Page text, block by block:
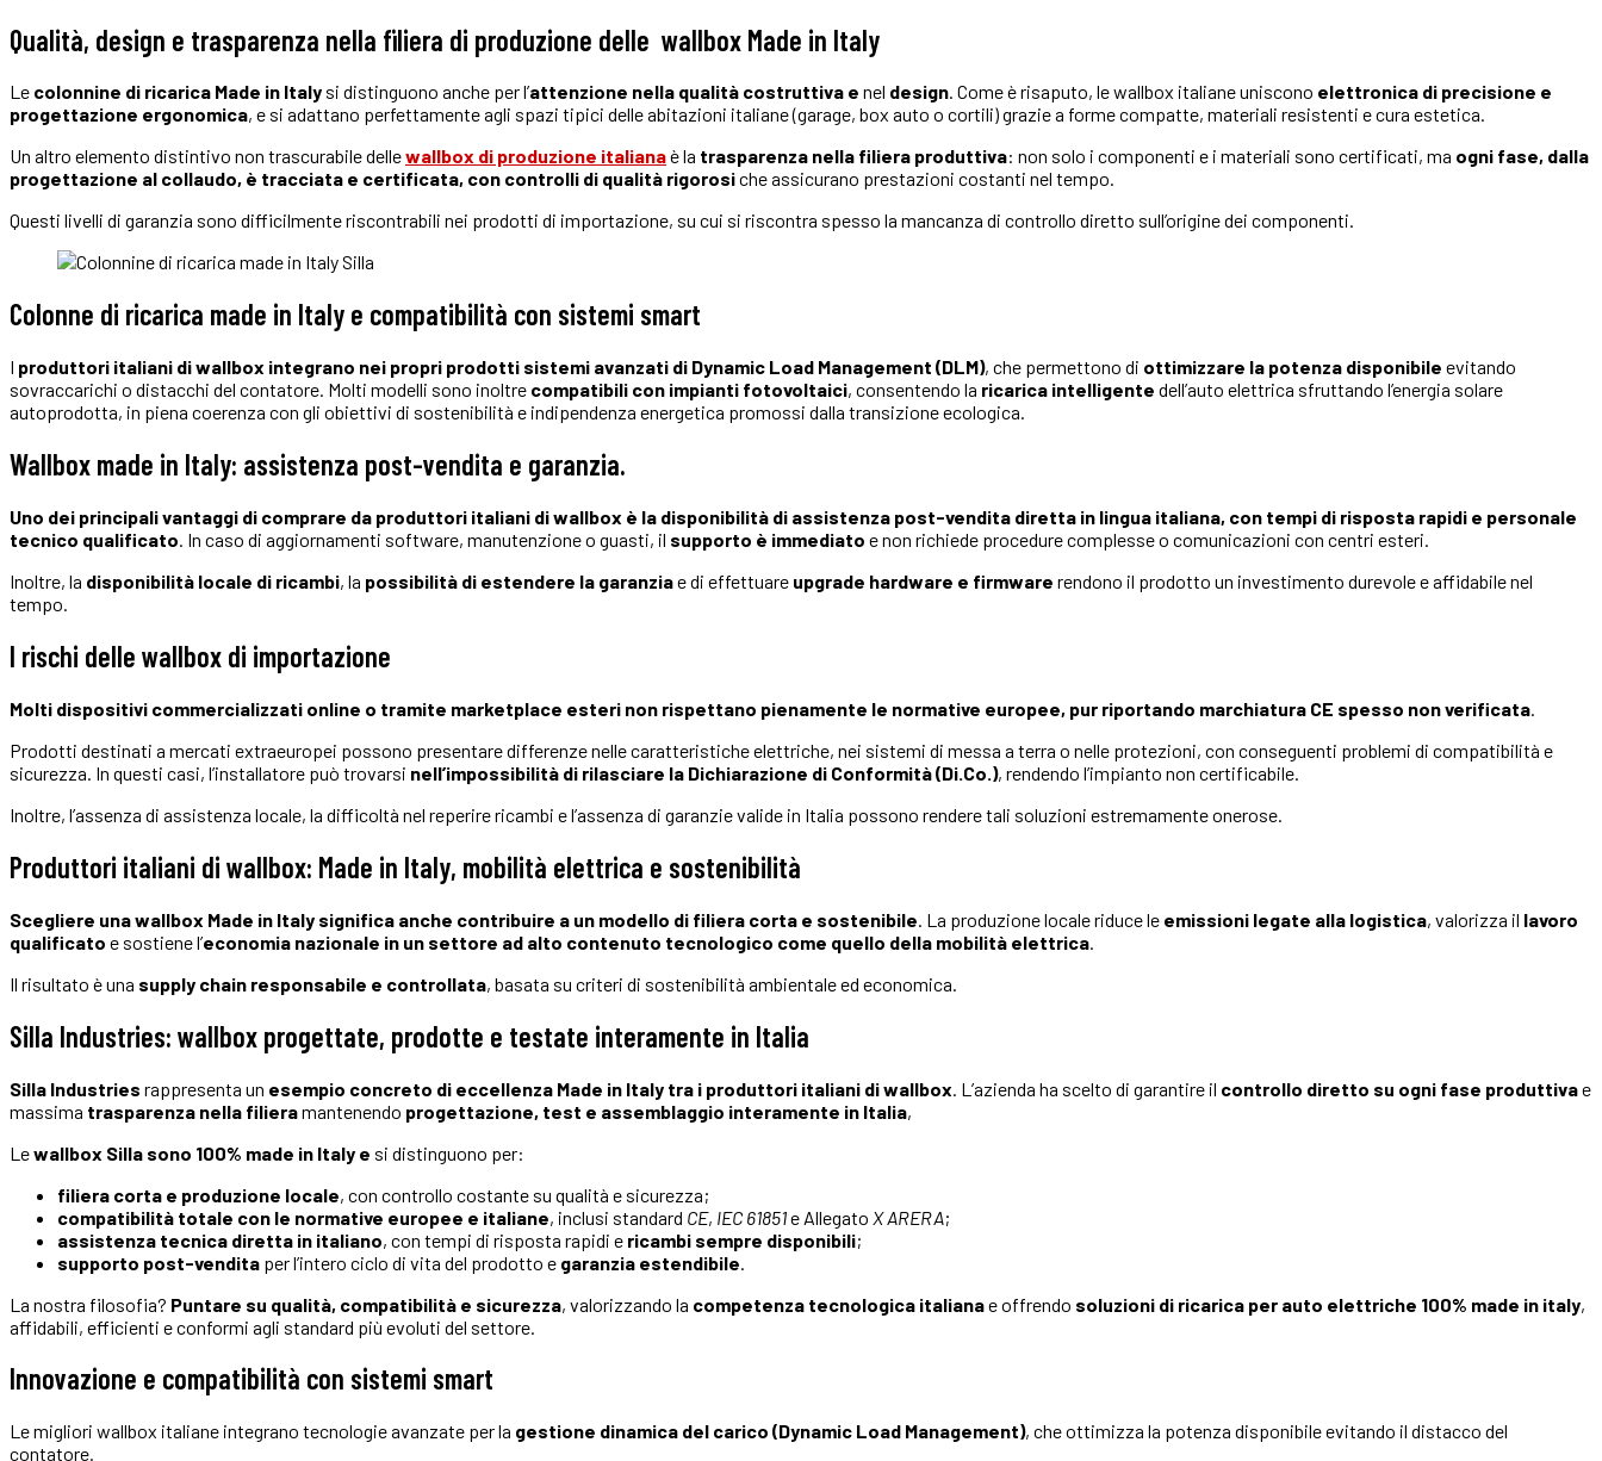
Qualità, design e trasparenza nella filiera di produzione delle wallbox Made in Italy
Le colonnine di ricarica Made in Italy si distinguono anche per l’attenzione nella qualità costruttiva e nel design. Come è risaputo, le wallbox italiane uniscono elettronica di precisione e
progettazione ergonomica, e si adattano perfettamente agli spazi tipici delle abitazioni italiane (garage, box auto o cortili) grazie a forme compatte, materiali resistenti e cura estetica.
Un altro elemento distintivo non trascurabile dellewallbox di produzione italianaè la trasparenza nella filiera produttiva: non solo i componenti e i materiali sono certificati, ma ogni fase, dalla
progettazione al collaudo, è tracciata e certificata, con controlli di qualità rigorosiche assicurano prestazioni costanti nel tempo.
Questi livelli di garanzia sono difficilmente riscontrabili nei prodotti di importazione, su cui si riscontra spesso la mancanza di controllo diretto sull’origine dei componenti.
Colonne di ricarica made in Italy e compatibilità con sistemi smart
I produttori italiani di wallbox integrano nei propri prodotti sistemi avanzati di Dynamic Load Management (DLM), che permettono di ottimizzare la potenza disponibile evitando
sovraccarichi o distacchi del contatore. Molti modelli sono inoltre compatibili con impianti fotovoltaici, consentendo la ricarica intelligente dell’auto elettrica sfruttando l’energia solare
autoprodotta, in piena coerenza con gli obiettivi di sostenibilità e indipendenza energetica promossi dalla transizione ecologica.
Wallbox made in Italy: assistenza post-vendita e garanzia.
Uno dei principali vantaggi di comprare da produttori italiani di wallbox è la disponibilità di assistenza post-vendita diretta in lingua italiana, con tempi di risposta rapidi e personale
tecnico qualificato. In caso di aggiornamenti software, manutenzione o guasti, il supporto è immediato e non richiede procedure complesse o comunicazioni con centri esteri.
Inoltre, la disponibilità locale di ricambi, la possibilità di estendere la garanziae di effettuare upgrade hardware e firmware rendono il prodotto un investimento durevole e affidabile nel
tempo.
I rischi delle wallbox di importazione
Molti dispositivi commercializzati online o tramite marketplace esteri non rispettano pienamente le normative europee, pur riportando marchiatura CE spesso non verificata.
Prodotti destinati a mercati extraeuropei possono presentare differenze nelle caratteristiche elettriche, nei sistemi di messa a terra o nelle protezioni, con conseguenti problemi di compatibilità e
sicurezza. In questi casi, l’installatore può trovarsi nell’impossibilità di rilasciare la Dichiarazione di Conformità (Di.Co.), rendendo l’impianto non certificabile.
Inoltre, l’assenza di assistenza locale, la difficoltà nel reperire ricambi e l’assenza di garanzie valide in Italia possono rendere tali soluzioni estremamente onerose.
Produttori italiani di wallbox: Made in Italy, mobilità elettrica e sostenibilità
Scegliere una wallbox Made in Italy significa anche contribuire a un modello di filiera corta e sostenibile . La produzione locale riduce le emissioni legate alla logistica, valorizza il lavoro
qualificato e sostiene l’economia nazionale in un settore ad alto contenuto tecnologico come quello della mobilità elettrica
Il risultato è una supply chain responsabile e controllata, basata su criteri di sostenibilità ambientale ed economica.
Silla Industries: wallbox progettate, prodotte e testate interamente in Italia
Silla Industries rappresenta un esempio concreto di eccellenza Made in Italy tra i produttori italiani di wallbox . L’azienda ha scelto di garantire il controllo diretto su ogni fase produttivae
massima trasparenza nella filieramantenendo progettazione, test e assemblaggio interamente in Italia,
Lewallbox Silla sono 100% made in Italy e si distinguono per:
filiera corta e produzione locale, con controllo costante su qualità e sicurezza;
compatibilità totale con le normative europee e italiane, inclusi standard CE, IEC 61851e Allegato X ARERA;
assistenza tecnica diretta in italiano, con tempi di risposta rapidi e ricambi sempre disponibili;
supporto post-vendita per l’intero ciclo di vita del prodotto e garanzia estendibile
La nostra filosofia? Puntare su qualità, compatibilità e sicurezza, valorizzando la competenza tecnologica italianae offrendo soluzioni di ricarica per auto elettriche 100% made in italy,
affidabili, efficienti e conformi agli standard più evoluti del settore.
Innovazione e compatibilità con sistemi smart
Le migliori wallbox italiane integrano tecnologie avanzate per la gestione dinamica del carico (Dynamic Load Management), che ottimizza la potenza disponibile evitando il distacco del
contatore.